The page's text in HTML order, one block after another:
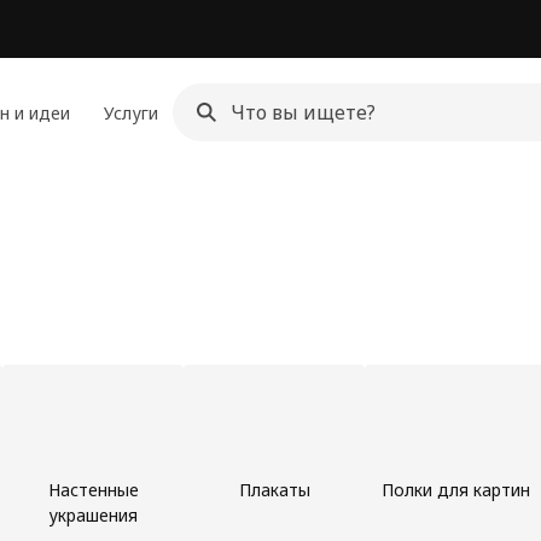
и идеи Услуги
Настенные
украшения
Плакаты Полки для картин